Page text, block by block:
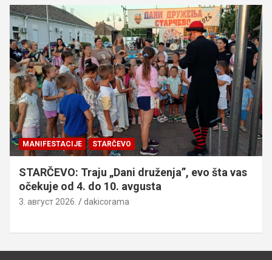
MANIFESTACIJE STARČEVO
STARČEVO: Traju „Dani druženja”, evo šta vas
očekuje od 4. do 10. avgusta
3. август 2026. dakicorama